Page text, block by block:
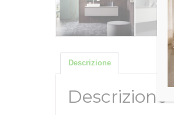
Descrizione
Descrizione